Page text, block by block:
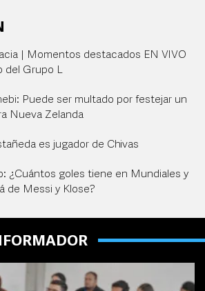
| Momentos destacados EN VIVO
del Grupo L
Puede ser multado por festejar un
Nueva Zelanda
es jugador de Chivas
¿Cuántos goles tiene en Mundiales y
de Messi y Klose?